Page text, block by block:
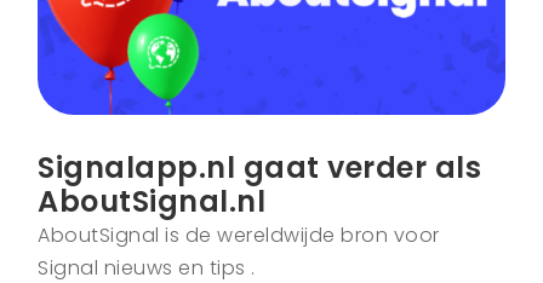
Signalapp.nl gaat verder als
AboutSignal.nl
AboutSignal is de wereldwijde bron voor
Signal nieuws en tips .